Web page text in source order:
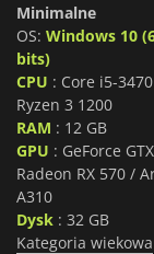
Minimalne
OS: Windows 10
bits)
CPU : Core i5-
Ryzen 3 1200
RAM : 12 GB
GPU : GeForce
Radeon RX 570 /
A310
Dysk: 32 GB
Kategoria wiekowa